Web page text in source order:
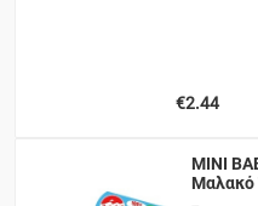
€2.44
MINI
Μαλακό
5τεμ.